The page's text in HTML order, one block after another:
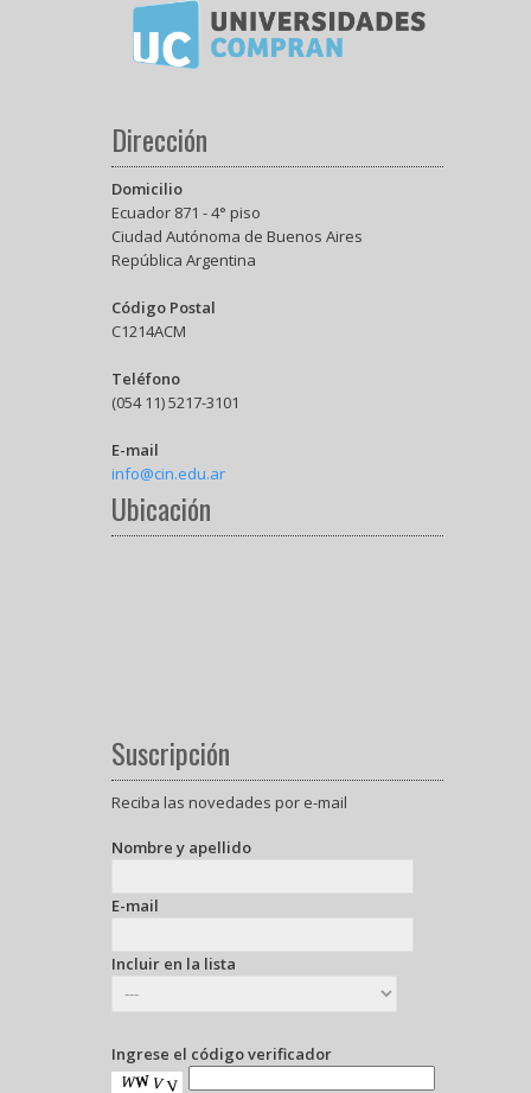
Dirección
Domicilio
Ecuador 871 - 4° piso
Ciudad Autónoma de Buenos Aires
República Argentina
Código Postal
C1214ACM
Teléfono
(054 11) 5217-3101
E-mail
info@cin.edu.ar
Ubicación
Suscripción
Reciba las novedades por e-mail
Nombre y apellido
E-mail
Incluir en la lista
Ingrese el código verificador